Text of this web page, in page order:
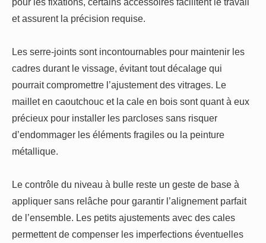
et assurent la précision requise.
Les serre-joints sont incontournables pour maintenir les
cadres durant le vissage, évitant tout décalage qui
pourrait compromettre l’ajustement des vitrages. Le
maillet en caoutchouc et la cale en bois sont quant à eux
précieux pour installer les parcloses sans risquer
d’endommager les éléments fragiles ou la peinture
métallique.
Le contrôle du niveau à bulle reste un geste de base à
appliquer sans relâche pour garantir l’alignement parfait
de l’ensemble. Les petits ajustements avec des cales
permettent de compenser les imperfections éventuelles